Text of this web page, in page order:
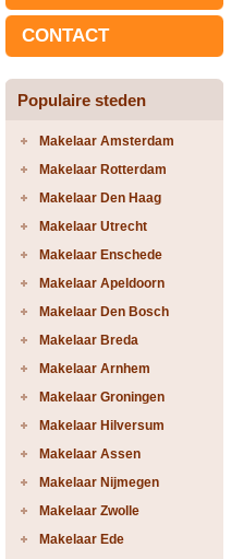
CONTACT
Populaire steden
Makelaar Amsterdam
Makelaar Rotterdam
Makelaar Den Haag
Makelaar Utrecht
Makelaar Enschede
Makelaar Apeldoorn
Makelaar Den Bosch
Makelaar Breda
Makelaar Arnhem
Makelaar Groningen
Makelaar Hilversum
Makelaar Assen
Makelaar Nijmegen
Makelaar Zwolle
Makelaar Ede